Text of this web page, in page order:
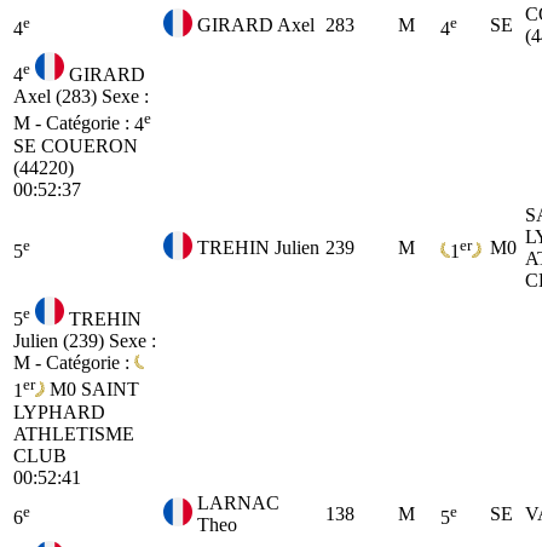
4e GIRARD Axel 283 M 4e SE
4e
GIRARD
Axel (283) Sexe :
M - Catégorie : 4e
SE COUERON
(44220)
00:52:37
5e TREHIN Julien 239 M 1 er M0
5e
TREHIN
Julien (239) Sexe :
M - Catégorie :
1 er M0 SAINT
LYPHARD
ATHLETISME
CLUB
00:52:41
6e
LARNAC
Theo
138 M 5e SE